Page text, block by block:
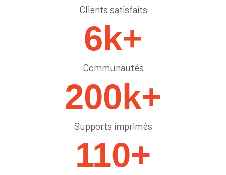
Clients satisfaits
6k+
Communautés
200k+
Supports imprimés
110+